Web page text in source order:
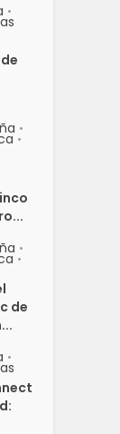
•
•
•
•
•
de
•